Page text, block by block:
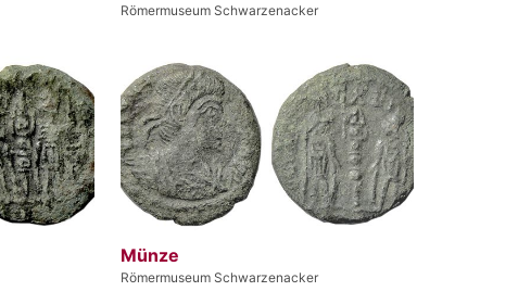
Römermuseum Schwarzenacker
Münze
Römermuseum Schwarzenacker